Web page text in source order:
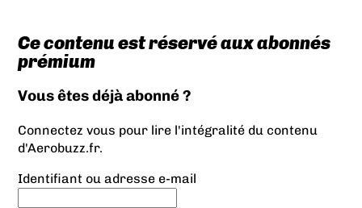
Ce contenu est réservé aux abonnés
prémium
Vous êtes déjà abonné ?
Connectez vous pour lire l'intégralité du contenu
d'Aerobuzz.fr.
Identifiant ou adresse e-mail